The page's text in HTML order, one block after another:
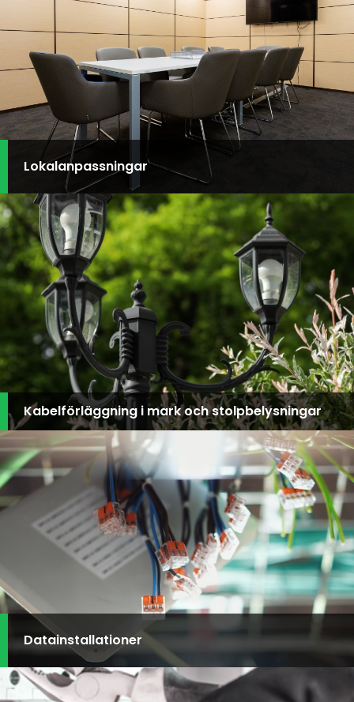
Lokalanpassningar
Kabelförläggning i mark och stolpbelysningar
Datainstallationer